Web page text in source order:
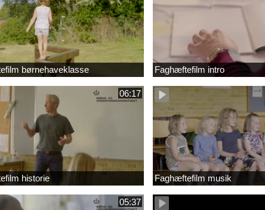
børnehaveklasse Faghæftefilm intro
06:17
historie Faghæftefilm musik
05:37